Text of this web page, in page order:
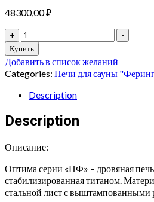
48300,00₽
+
Дровяная
банная
печь
Ферингер
Оптима
в
паровая
с
каменкой
до
28
-
Купить
Добавить в список желаний
Categories: Печи для сауны
Description
Description
Описание:
Оптима серии «ПФ» – дровяная
стабилизированная титаном.
стальной лист с выштампованными